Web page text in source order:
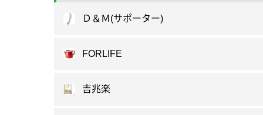
Ｄ＆Ｍ(サポーター)
FORLIFE
吉兆楽